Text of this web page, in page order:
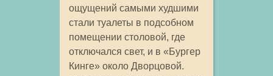
ощущений самыми худшими
стали туалеты в подсобном
помещении столовой, где
отключался свет, и в «Бургер
Кинге» около Дворцовой.